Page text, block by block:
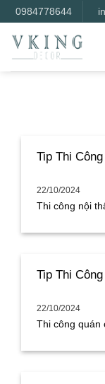
qua
nội
dung
0984778644
Tip Thi
22/10/2024
Thi công nội
Tip Thi
22/10/2024
Thi công quán